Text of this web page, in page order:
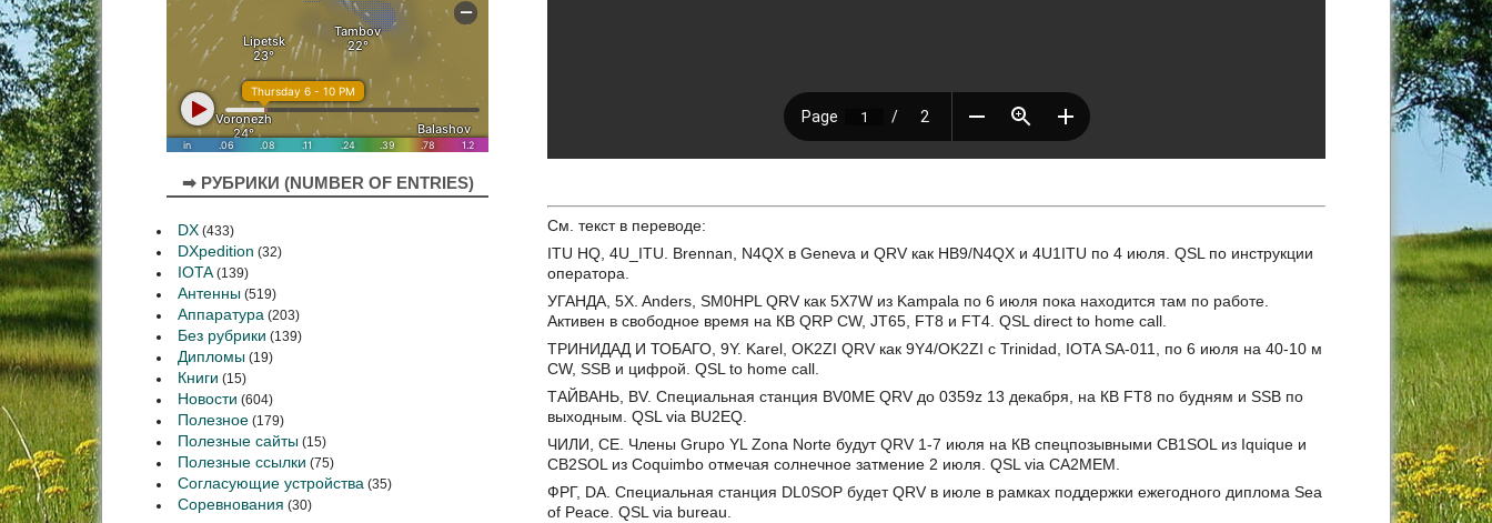
См. текст в переводе:
ITU HQ, 4U_ITU. Brennan, N4QX в Geneva и QRV как HB9/N4QX и 4U1ITU по 4 июля. QSL по инструкции
оператора.
УГАНДА, 5X. Anders, SM0HPL QRV как 5X7W из Kampala по 6 июля пока находится там по работе.
Активен в свободное время на КВ QRP CW, JT65, FT8 и FT4. QSL direct to home call.
ТРИНИДАД И ТОБАГО, 9Y. Karel, OK2ZI QRV как 9Y4/OK2ZI с Trinidad, IOTA SA-011, по 6 июля на 40-10 м
CW, SSB и цифрой. QSL to home call.
ТАЙВАНЬ, BV. Специальная станция BV0ME QRV до 0359z 13 декабря, на КВ FT8 по будням и SSB по
выходным. QSL via BU2EQ.
ЧИЛИ, CE. Члены Grupo YL Zona Norte будут QRV 1-7 июля на КВ спецпозывными CB1SOL из Iquique и
CB2SOL из Coquimbo отмечая солнечное затмение 2 июля. QSL via CA2MEM.
ФРГ, DA. Специальная станция DL0SOP будет QRV в июле в рамках поддержки ежегодного диплома Sea
of Peace. QSL via bureau.
➡ РУБРИКИ (NUMBER OF ENTRIES)
DX (433)
DXpedition (32)
IOTA(139)
Антенны (519)
Аппаратура (203)
Без рубрики (139)
Дипломы (19)
Книги (15)
Новости (604)
Полезное (179)
Полезные сайты (15)
Полезные ссылки (75)
Согласующие устройства (35)
Соревнования (30)